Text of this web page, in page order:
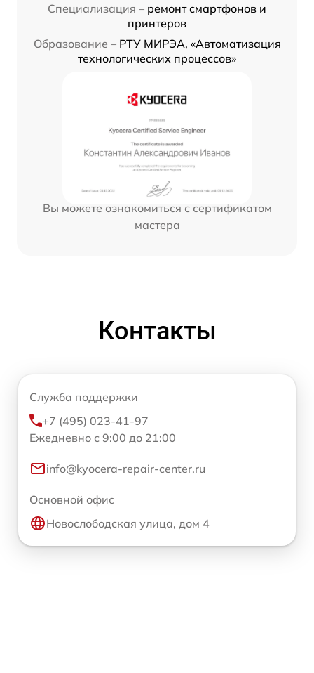
Специализация – ремонт смартфонов и
принтеров
Образование – РТУ МИРЭА, «Автоматизация
технологических процессов»
Вы можете ознакомиться с сертификатом
мастера
Контакты
Служба поддержки
+7 (495) 023-41-97
Ежедневно с 9:00 до 21:00
info@kyocera-repair-center.ru
Основной офис
Новослободская улица, дом 4